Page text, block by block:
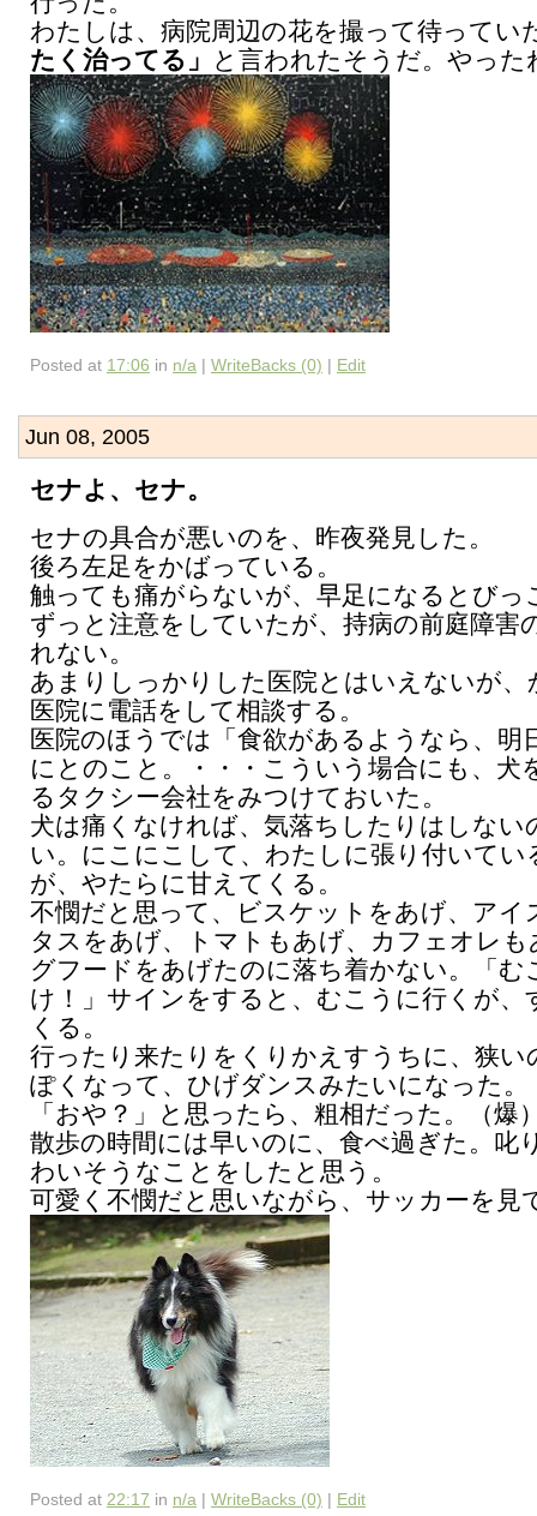
わたしは、病院周辺の花を撮って待ってい
たく治ってる」 と言われたそうだ。やった
Posted at 17:06 in n/a | WriteBacks (0) | Edit
Jun 08, 2005
セナよ、セナ。
セナの具合が悪いのを、昨夜発見した。
後ろ左足をかばっている。
触っても痛がらないが、早足になるとびっ
ずっと注意をしていたが、持病の前庭障害
れない。
あまりしっかりした医院とはいえないが
医院に電話をして相談する。
医院のほうでは「食欲があるようなら、明
にとのこと。・・・こういう場合にも、犬
るタクシー会社をみつけておいた。
犬は痛くなければ、気落ちしたりはしない
い。にこにこして、わたしに張り付いてい
が、やたらに甘えてくる。
不憫だと思って、ビスケットをあげ、アイ
タスをあげ、トマトもあげ、カフェオレ
グフードをあげたのに落ち着かない。「む
け！」サインをすると、むこうに行くが、
くる。
行ったり来たりをくりかえすうちに、狭い
ぽくなって、ひげダンスみたいになった。
「おや？」と思ったら、粗相だった。（爆
散歩の時間には早いのに、食べ過ぎた。叱
わいそうなことをしたと思う。
可愛く不憫だと思いながら、サッカーを見
Posted at 22:17 in n/a | WriteBacks (0) | Edit